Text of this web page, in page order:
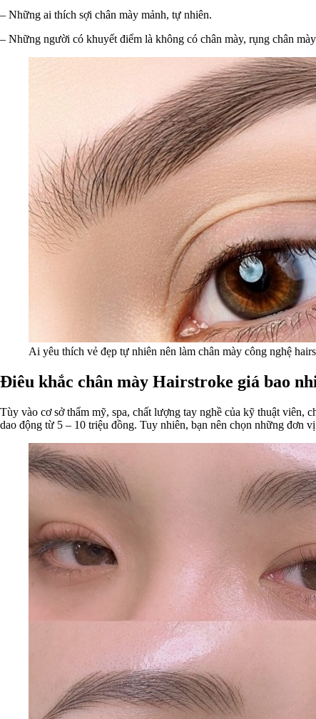
– Những ai thích sợi chân mày mảnh, tự nhiên.
– Những người có khuyết điểm là không có chân mày, rụng chân
Ai yêu thích vẻ đẹp tự nhiên nên làm chân mày công nghệ
Điêu khắc chân mày Hairstroke giá bao
Tùy vào cơ sở thẩm mỹ, spa, chất lượng tay nghề của kỹ thuật viên,
dao động từ 5 – 10 triệu đồng. Tuy nhiên, bạn nên chọn những đơn